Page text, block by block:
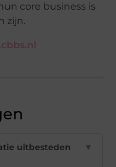
core business is
zijn.
uitbesteden
▼